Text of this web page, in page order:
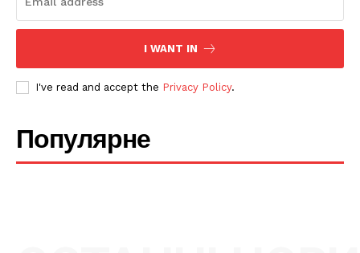
Про нас
Політика конфіденційності
Редакційна політика
Мапа сайту
I WANT IN
I've read and accept the Privacy Policy.
Популярне